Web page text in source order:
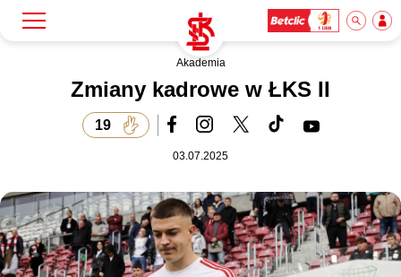
Bilety
Akademia
Akademia
Zmiany kadrowe w ŁKS II
19
03.07.2025